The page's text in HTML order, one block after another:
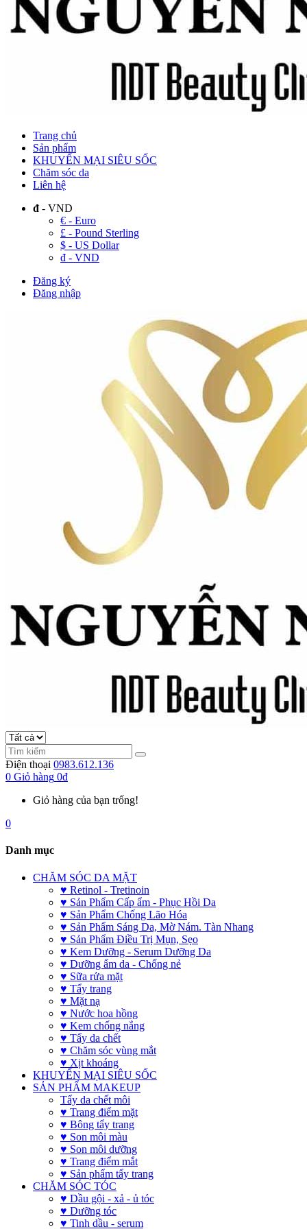
Trang chủ
Sản phẩm
KHUYẾN MẠI SIÊU SỐC
Chăm sóc da
Liên hệ
đ - VND
€ - Euro
£ - Pound Sterling
$ - US Dollar
đ - VND
Đăng ký
Đăng nhập
Điện thoại 0983.612.136
0 Giỏ hàng 0đ
Giỏ hàng của bạn trống!
0
Danh mục
CHĂM SÓC DA MẶT
♥ Retinol - Tretinoin
♥ Sản Phẩm Cấp ẩm - Phục Hồi Da
♥ Sản Phẩm Chống Lão Hóa
♥ Sản Phẩm Sáng Da, Mờ Nám. Tàn Nhang
♥ Sản Phẩm Điều Trị Mụn, Sẹo
♥ Kem Dưỡng - Serum Dưỡng Da
♥ Dưỡng ẩm da - Chống nẻ
♥ Sữa rửa mặt
♥ Tẩy trang
♥ Mặt nạ
♥ Nước hoa hồng
♥ Kem chống nắng
♥ Tẩy da chết
♥ Chăm sóc vùng mắt
♥ Xịt khoáng
KHUYẾN MẠI SIÊU SỐC
SẢN PHẨM MAKEUP
Tẩy da chết môi
♥ Trang điểm mặt
♥ Bông tẩy trang
♥ Son môi màu
♥ Son môi dưỡng
♥ Trang điểm mắt
♥ Sản phẩm tẩy trang
CHĂM SÓC TÓC
♥ Dầu gội - xả - ủ tóc
♥ Dưỡng tóc
♥ Tinh dầu - serum